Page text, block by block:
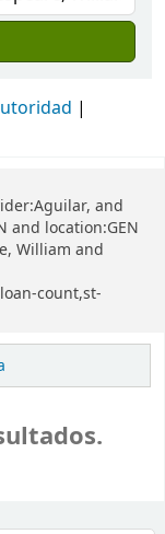
and
and location:GEN
William and
count,st-